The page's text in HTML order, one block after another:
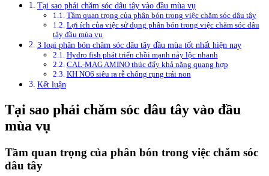
Tại sao phải chăm sóc dâu tây vào đầu mùa vụ
Tầm quan trọng của phân bón trong việc chăm sóc dâu tây
Lợi ích của việc sử dụng phân bón trong việc chăm sóc dâu
tây đầu mùa vụ
3 loại phân bón chăm sóc dâu tây đầu mùa tốt nhất hiện nay
Hydro fish phát triển chồi mạnh nảy lộc nhanh
CAL-MAG AMINO thúc đẩy khả năng quang hợp
KH NO6 siêu ra rễ chống rụng trái non
Kết luận
Tại sao phải chăm sóc dâu tây vào đầu
mùa vụ
Tầm quan trọng của phân bón trong việc chăm sóc
dâu tây